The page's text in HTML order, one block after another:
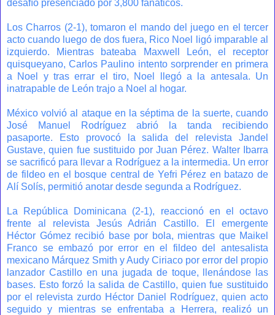
desafío presenciado por 3,800 fanáticos.
Los Charros (2-1), tomaron el mando del juego en el tercer
acto cuando luego de dos fuera, Rico Noel ligó imparable al
izquierdo. Mientras bateaba Maxwell León, el receptor
quisqueyano, Carlos Paulino intento sorprender en primera
a Noel y tras errar el tiro, Noel llegó a la antesala. Un
inatrapable de León trajo a Noel al hogar.
México volvió al ataque en la séptima de la suerte, cuando
José Manuel Rodríguez abrió la tanda recibiendo
pasaporte. Esto provocó la salida del relevista Jandel
Gustave, quien fue sustituido por Juan Pérez. Walter Ibarra
se sacrificó para llevar a Rodríguez a la intermedia. Un error
de fildeo en el bosque central de Yefri Pérez en batazo de
Alí Solís, permitió anotar desde segunda a Rodríguez.
La República Dominicana (2-1), reaccionó en el octavo
frente al relevista Jesús Adrián Castillo. El emergente
Héctor Gómez recibió base por bola, mientras que Maikel
Franco se embazó por error en el fildeo del antesalista
mexicano Márquez Smith y Audy Ciriaco por error del propio
lanzador Castillo en una jugada de toque, llenándose las
bases. Esto forzó la salida de Castillo, quien fue sustituido
por el relevista zurdo Héctor Daniel Rodríguez, quien acto
seguido y mientras se enfrentaba a Herrera, realizó un